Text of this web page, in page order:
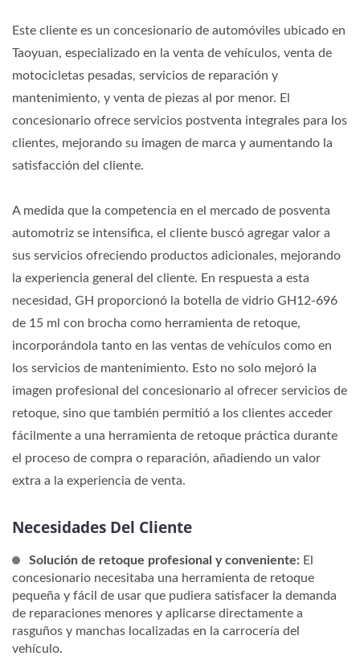
Este cliente es un concesionario de automóviles ubicado en
Taoyuan, especializado en la venta de vehículos, venta de
motocicletas pesadas, servicios de reparación y
mantenimiento, y venta de piezas al por menor. El
concesionario ofrece servicios postventa integrales para los
clientes, mejorando su imagen de marca y aumentando la
satisfacción del cliente.
A medida que la competencia en el mercado de posventa
automotriz se intensifica, el cliente buscó agregar valor a
sus servicios ofreciendo productos adicionales, mejorando
la experiencia general del cliente. En respuesta a esta
necesidad, GH proporcionó la botella de vidrio GH12-696
de 15 ml con brocha como herramienta de retoque,
incorporándola tanto en las ventas de vehículos como en
los servicios de mantenimiento. Esto no solo mejoró la
imagen profesional del concesionario al ofrecer servicios de
retoque, sino que también permitió a los clientes acceder
fácilmente a una herramienta de retoque práctica durante
el proceso de compra o reparación, añadiendo un valor
extra a la experiencia de venta.
Necesidades Del Cliente
Solución de retoque profesional y conveniente: El
concesionario necesitaba una herramienta de retoque
pequeña y fácil de usar que pudiera satisfacer la demanda
de reparaciones menores y aplicarse directamente a
rasguños y manchas localizadas en la carrocería del
vehículo.